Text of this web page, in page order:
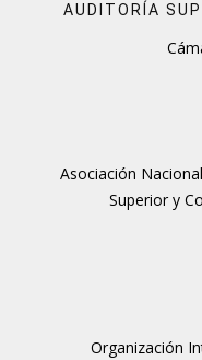
AUDITORÍA
Asociación
Superior y
Organización